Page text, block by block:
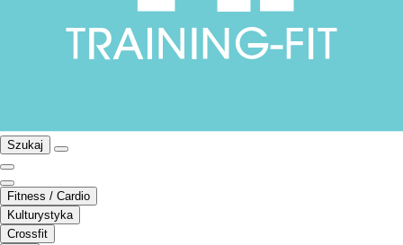
Szukaj
Fitness / Cardio
Kulturystyka
Crossfit